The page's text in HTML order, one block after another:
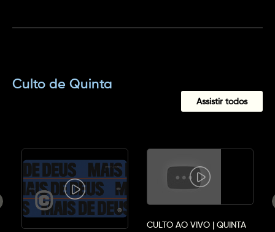
Culto de Quinta
Assistir todos
CULTO AO VIVO | QUINTA